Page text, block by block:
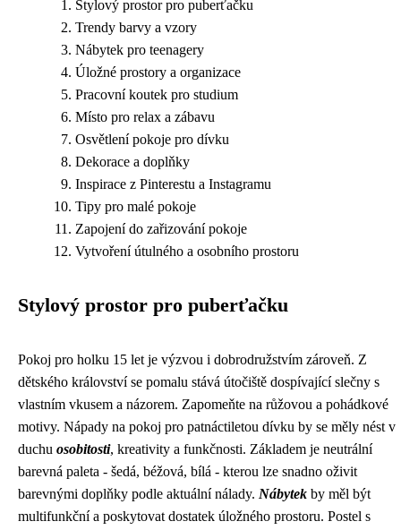
Stylový prostor pro puberťačku
Trendy barvy a vzory
Nábytek pro teenagery
Úložné prostory a organizace
Pracovní koutek pro studium
Místo pro relax a zábavu
Osvětlení pokoje pro dívku
Dekorace a doplňky
Inspirace z Pinterestu a Instagramu
Tipy pro malé pokoje
Zapojení do zařizování pokoje
Vytvoření útulného a osobního prostoru
Stylový prostor pro puberťačku
Pokoj pro holku 15 let je výzvou i dobrodružstvím zároveň. Z
dětského království se pomalu stává útočiště dospívající slečny s
vlastním vkusem a názorem. Zapomeňte na růžovou a pohádkové
motivy. Nápady na pokoj pro patnáctiletou dívku by se měly nést v
duchu osobitosti, kreativity a funkčnosti. Základem je neutrální
barevná paleta - šedá, béžová, bílá - kterou lze snadno oživit
barevnými doplňky podle aktuální nálady. Nábytek by měl být
multifunkční a poskytovat dostatek úložného prostoru. Postel s